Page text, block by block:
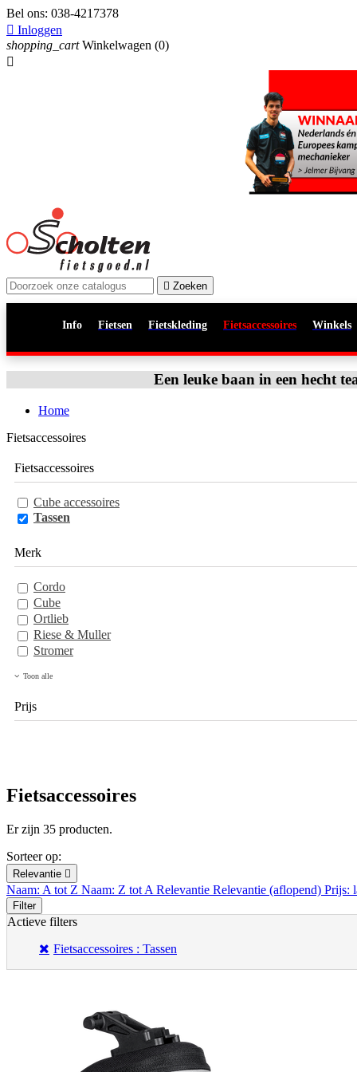
Bel ons: 038-4217378
 Inloggen
shopping_cart Winkelwagen (0)

 Zoeken
Info Fietsen Fietskleding Fietsaccessoires Winkels
Een leuke baan in een hecht
Home
Fietsaccessoires
Fietsaccessoires
Cube accessoires
Tassen
Merk
Cordo
Cube
Ortlieb
Riese & Muller
Stromer
Toon alle
Prijs
Fietsaccessoires
Er zijn 35 producten.
Sorteer op:
Relevantie 
Naam: A tot Z Naam: Z tot A Relevantie Relevantie (aflopend) Prijs:
Filter
Actieve filters
Fietsaccessoires : Tassen